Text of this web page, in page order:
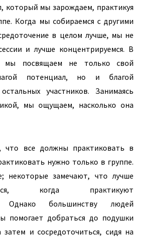
который мы зарождаем, практикуя
Когда мы собираемся с другими
в целом лучше, мы не
и лучше концентрируемся. В
мы посвящаем не только свой
потенциал, но и благой
участников. Занимаясь
мы ощущаем, насколько она
что все должны практиковать в
нужно только в группе.
некоторые замечают, что лучше
когда практикуют
Однако большинству людей
помогает добраться до подушки
и сосредоточиться, сидя на